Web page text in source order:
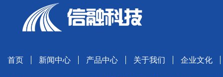
首页 新闻中心 产品中心 关于我们 企业文化